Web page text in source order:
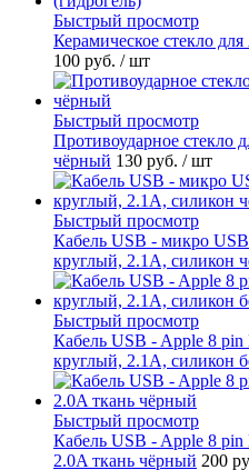
Быстрый просмотр
Керамическое стекло
100 руб. / шт
Быстрый просмотр
Противоударное стекло
чёрный 130 руб. / шт
Быстрый просмотр
Кабель USB - микро
круглый, 2.1A, силикон
Быстрый просмотр
Кабель USB - Apple 8
круглый, 2.1A, силикон
Быстрый просмотр
Кабель USB - Apple 8
2.0A ткань чёрный 200